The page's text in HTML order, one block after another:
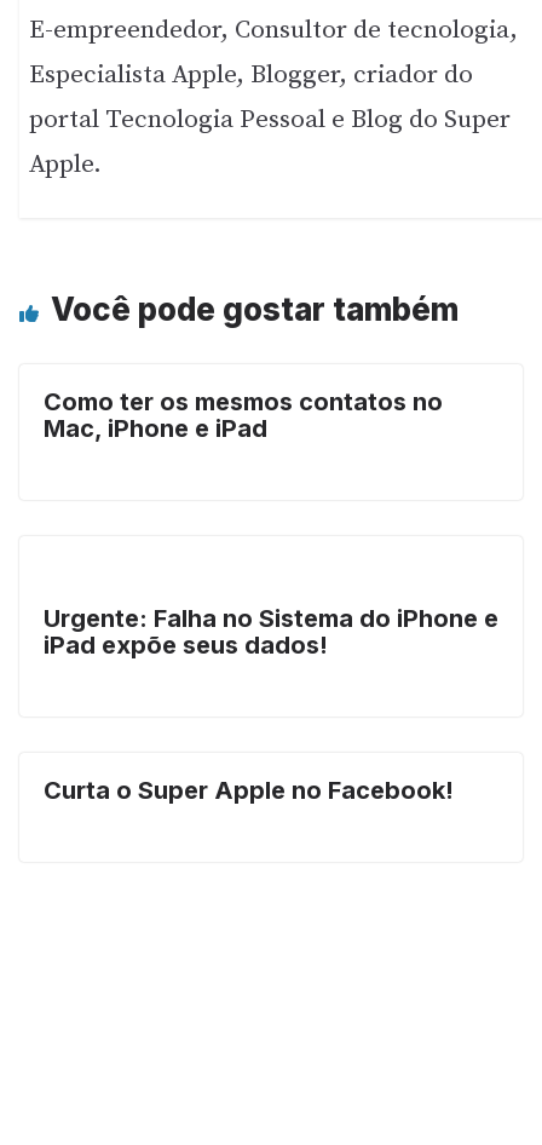
E-empreendedor, Consultor de tecnologia,
Especialista Apple, Blogger, criador do
portal Tecnologia Pessoal e Blog do Super
Apple.
Você pode gostar também
Como ter os mesmos contatos no
Mac, iPhone e iPad
Urgente: Falha no Sistema do iPhone e
iPad expõe seus dados!
Curta o Super Apple no Facebook!